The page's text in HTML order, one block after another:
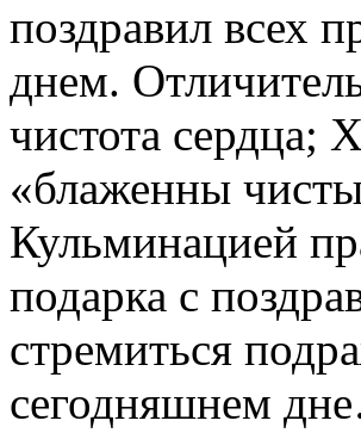
поздравил всех
днем.
чистота сердца;
«блаженны
Кульминацией
подарка с
стремиться
сегодняшнем